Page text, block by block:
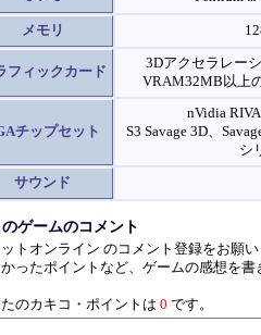
メモリ
フィックカード
3Dアクセラレー
VRAM32MB以上
チップセット
nVidia
S3 Savage 3D、
シ
サウンド
のゲームのコメント
トオンライン のコメント登録をお願
ったポイントなど、ゲームの感想を書
のカキコ・ポイントは 0 です。